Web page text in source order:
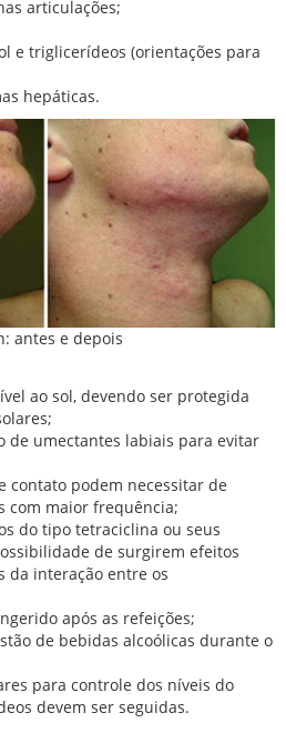
articulações;
e triglicerídeos (orientações para
hepáticas.
antes e depois
ao sol, devendo ser protegida
de umectantes labiais para evitar
contato podem necessitar de
com maior frequência;
do tipo tetraciclina ou seus
de surgirem efeitos
da interação entre os
após as refeições;
de bebidas alcoólicas durante o
para controle dos níveis do
devem ser seguidas.